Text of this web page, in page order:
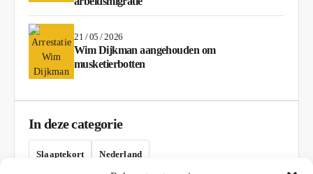
21 / 05 / 2026
Wim Dijkman aangehouden om
musketierbotten
In deze categorie
Slaaptekort Nederland